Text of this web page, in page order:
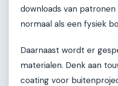
downloads van
normaal als een fysiek
Daarnaast wordt er
materialen. Denk aan
coating voor